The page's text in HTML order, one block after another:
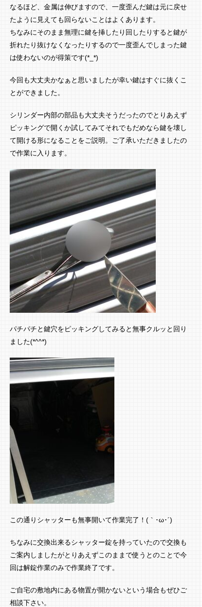
なるほど、金属は伸びますので、一度歪んだ鍵は元に戻せ
たように見えても回らないことはよくあります。
ちなみにそのまま無理に鍵を挿したり回したりすると鍵が
折れたり抜けなくなったりするので一度歪んでしまった鍵
は使わないのが得策です(*_*)
今回も大丈夫かなぁと思いましたが幸い鍵はすぐに抜くこ
とができました。
シリンダー内部の部品も大丈夫そうだったのでとりあえず
ピッキングで開くか試してみてそれでもだめなら鍵を壊し
て開ける形になることをご説明。ご了承いただきましたの
で作業に入ります。
パチパチと鍵穴をピッキングしてみると無事クルッと回り
ました(*^^*)
この通りシャッターも無事開いて作業完了！(｀･ω･´)ゞ
ちなみに交換出来るシャッター錠を持っていたので交換も
ご案内しましたがとりあえずこのままで使うとのことで今
回は解錠作業のみで作業終了です。
ご自宅の敷地内にある物置が開かないという場合もぜひご
相談下さい。